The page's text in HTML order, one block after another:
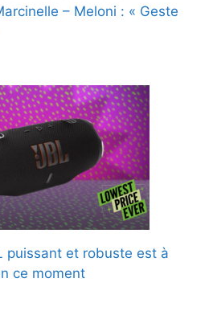
– Meloni : « Geste
puissant et robuste est à
ce moment